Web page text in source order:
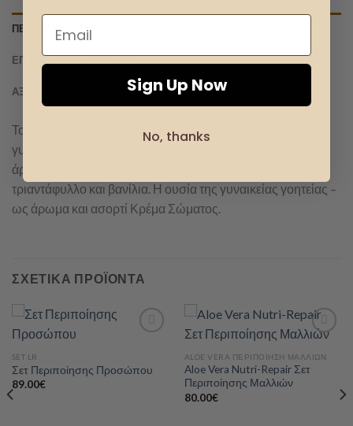
ΠΕΡΙΓΡΑΦΉ
ΕΠΙΠΛΈΟΝ ΠΛΗΡΟΦΟΡΊΕΣ
ΑΞΙΟΛΟΓΉΣΕΙΣ (0)
Το Classic Seduction Femme Noblesse είναι το άρωμα της
γυναίκας που ξέρει τι θέλει. Αυθεντικό και όμως θηλυκό, το
άρωμα απλώνει ένα μείγμα από άνθη πορτοκαλιάς,
τριαντάφυλλο και βανίλια. Η ουσία της γυναικείας γοητείας –
ως άρωμα και ασορτί Κρέμα Σώματος.
ΣΧΕΤΙΚΆ ΠΡΟΪΌΝΤΑ
Add to
SET LR
Σετ Περιποίησης Προσώπου
89.00€
Add to
ALOE VERA ΠΕΡΙΠΟΊΗΣΗ ΜΑΛΛΙΏΝ
Aloe Vera Nutri-Repair Σετ
Περιποίησης Μαλλιών
80.00€
Sign Up Now
No, thanks